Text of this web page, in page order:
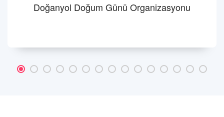
Doğanyol Doğum Günü Organizasyonu